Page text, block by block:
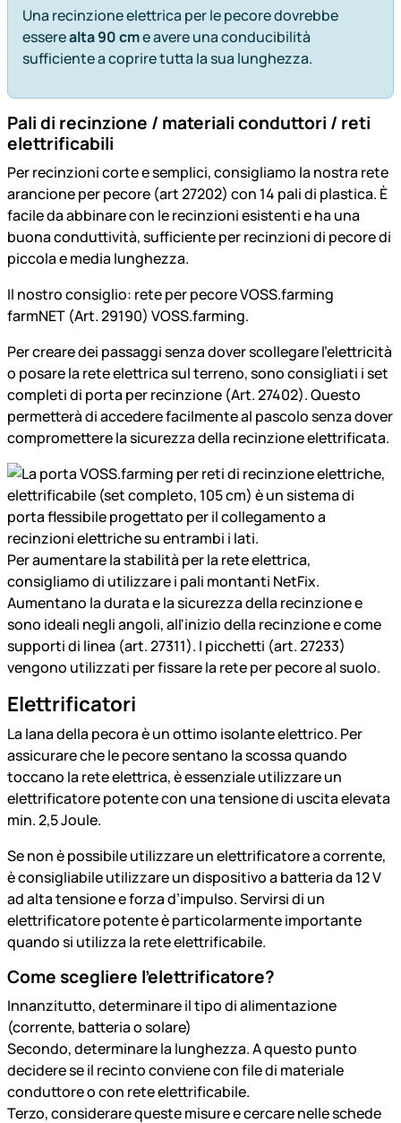
Una recinzione elettrica per le pecore dovrebbe
esserealta 90 cme avere una conducibilità
sufficiente a coprire tutta la sua lunghezza.
Pali di recinzione / materiali conduttori / reti
elettrificabili
Per recinzioni corte e semplici, consigliamo la nostra rete
arancione per pecore (art 27202) con 14 pali di plastica. È
facile da abbinare con le recinzioni esistenti e ha una
buona conduttività, sufficiente per recinzioni di pecore di
piccola e media lunghezza.
Il nostro consiglio: rete per pecore VOSS.farming
farmNET (Art. 29190) VOSS.farming.
Per creare dei passaggi senza dover scollegare l'elettricità
o posare la rete elettrica sul terreno, sono consigliati i set
completi di porta per recinzione (Art. 27402). Questo
permetterà di accedere facilmente al pascolo senza dover
compromettere la sicurezza della recinzione elettrificata.
Per aumentare la stabilità per la rete elettrica,
consigliamo di utilizzare i pali montanti NetFix.
Aumentano la durata e la sicurezza della recinzione e
sono ideali negli angoli, all'inizio della recinzione e come
supporti di linea (art. 27311). I picchetti (art. 27233)
vengono utilizzati per fissare la rete per pecore al suolo.
Elettrificatori
La lana della pecora è un ottimo isolante elettrico. Per
assicurare che le pecore sentano la scossa quando
toccano la rete elettrica, è essenziale utilizzare un
elettrificatore potente con una tensione di uscita elevata
min. 2,5 Joule.
Se non è possibile utilizzare un elettrificatore a corrente,
è consigliabile utilizzare un dispositivo a batteria da 12 V
ad alta tensione e forza d’impulso. Servirsi di un
elettrificatore potente è particolarmente importante
quando si utilizza la rete elettrificabile.
Come scegliere l’elettrificatore?
Innanzitutto, determinare il tipo di alimentazione
(corrente, batteria o solare)
Secondo, determinare la lunghezza. A questo punto
decidere se il recinto conviene con file di materiale
conduttore o con rete elettrificabile.
Terzo, considerare queste misure e cercare nelle schede